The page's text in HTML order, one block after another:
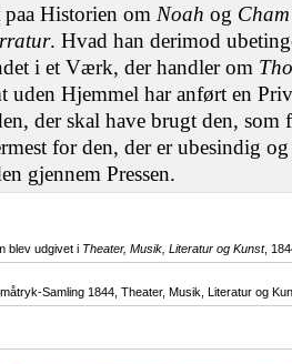
Historien om Noah og Cham
. Hvad han derimod
i et Værk, der handler om
uden Hjemmel har anført en
der skal have brugt den,
for den, der er ubesindig
gjennem Pressen.
blev udgivet i Theater, Musik, Literatur og Kunst,
Samling 1844, Theater, Musik, Literatur og